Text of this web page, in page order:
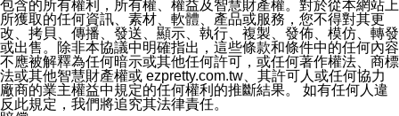
3.點選「提供使用資料」
4.點選「LINE通知型訊息」
5.開關「接收LINE通知型訊息」
❗️關閉「接收通知型訊息」後，將不會接收到來自任何企業
官方帳號或認證官方帳號的通知型訊息。
包含的所有權利，所有權、權益及智慧財產權。對於從本網站上
所獲取的任何資訊、素材、軟體、產品或服務，您不得對其更
改、拷貝、傳播、發送、顯示、執行、複製、發佈、模仿、轉發
或出售。除非本協議中明確指出，這些條款和條件中的任何內容
不應被解釋為任何暗示或其他任何許可，或任何著作權法、商標
法或其他智慧財產權或 ezpretty.com.tw、其許可人或任何協力
廠商的業主權益中規定的任何權利的推斷結果。 如有任何人違
反此規定，我們將追究其法律責任。